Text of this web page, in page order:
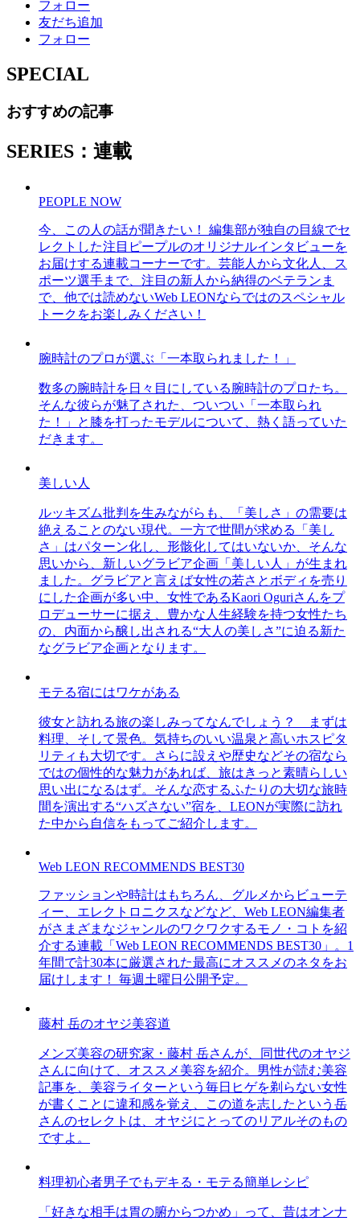
フォロー
友だち追加
フォロー
SPECIAL
おすすめの記事
SERIES：連載
PEOPLE NOW
今、この人の話が聞きたい！ 編集部が独自の目線でセ
レクトした注目ピープルのオリジナルインタビューを
お届けする連載コーナーです。芸能人から文化人、ス
ポーツ選手まで、注目の新人から納得のベテランま
で、他では読めないWeb LEONならではのスペシャル
トークをお楽しみください！
腕時計のプロが選ぶ「一本取られました！」
数多の腕時計を日々目にしている腕時計のプロたち。
そんな彼らが魅了された、ついつい「一本取られ
た！」と膝を打ったモデルについて、熱く語っていた
だきます。
美しい人
ルッキズム批判を生みながらも、「美しさ」の需要は
絶えることのない現代。一方で世間が求める「美し
さ」はパターン化し、形骸化してはいないか、そんな
思いから、新しいグラビア企画「美しい人」が生まれ
ました。グラビアと言えば女性の若さとボディを売り
にした企画が多い中、女性であるKaori Oguriさんをプ
ロデューサーに据え、豊かな人生経験を持つ女性たち
の、内面から醸し出される“大人の美しさ”に迫る新た
なグラビア企画となります。
モテる宿にはワケがある
彼女と訪れる旅の楽しみってなんでしょう？ まずは
料理、そして景色。気持ちのいい温泉と高いホスピタ
リティも大切です。さらに設えや歴史などその宿なら
ではの個性的な魅力があれば、旅はきっと素晴らしい
思い出になるはず。そんな恋するふたりの大切な旅時
間を演出する“ハズさない”宿を、LEONが実際に訪れ
た中から自信をもってご紹介します。
Web LEON RECOMMENDS BEST30
ファッションや時計はもちろん、グルメからビューテ
ィー、エレクトロニクスなどなど、Web LEON編集者
がさまざまなジャンルのワクワクするモノ・コトを紹
介する連載「Web LEON RECOMMENDS BEST30」。1
年間で計30本に厳選された最高にオススメのネタをお
届けします！ 毎週土曜日公開予定。
藤村 岳のオヤジ美容道
メンズ美容の研究家・藤村 岳さんが、同世代のオヤジ
さんに向けて、オススメ美容を紹介。男性が読む美容
記事を、美容ライターという毎日ヒゲを剃らない女性
が書くことに違和感を覚え、この道を志したという岳
さんのセレクトは、オヤジにとってのリアルそのもの
ですよ。
料理初心者男子でもデキる・モテる簡単レシピ
「好きな相手は胃の腑からつかめ」って、昔はオンナ